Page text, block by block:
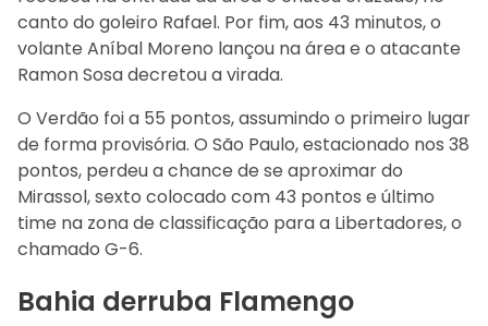
canto do goleiro Rafael. Por fim, aos 43 minutos, o
volante Aníbal Moreno lançou na área e o atacante
Ramon Sosa decretou a virada.
O Verdão foi a 55 pontos, assumindo o primeiro lugar
de forma provisória. O São Paulo, estacionado nos 38
pontos, perdeu a chance de se aproximar do
Mirassol, sexto colocado com 43 pontos e último
time na zona de classificação para a Libertadores, o
chamado G-6.
Bahia derruba Flamengo